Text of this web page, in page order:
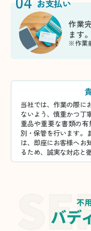
お支払い
作業
ます。
※作業
当社では、作業の際に
ないよう、慎重かつ丁
重品や重要な書類の
別・保管を行います。
は、即座にお客様へお
るため、誠実な対応と
不
バデ